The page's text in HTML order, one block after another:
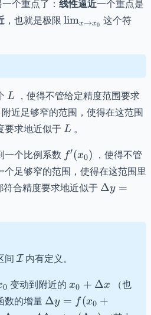
个重点了： 线性逼近一个重点是
，也就是极限 \lim_{
}
limx→x0 这个符
L
L
，使得不管给定精度范围要求
附近足够窄的范围，使得在这范围
要求地近似于 L
L 。
一个比例系数 f'(x_{0})
f′(x0) ，使得不管
足够窄的范围，使得在这范围里
符合精度要求地近似于 \Delta y
Δy =
间\mathcal
I内有定义。
0 变动到附近的x_{0}+\Delta
x0 + Δx
（也
数的增量 \Delta
Δy = f(x0 +